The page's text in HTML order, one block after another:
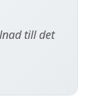
till det